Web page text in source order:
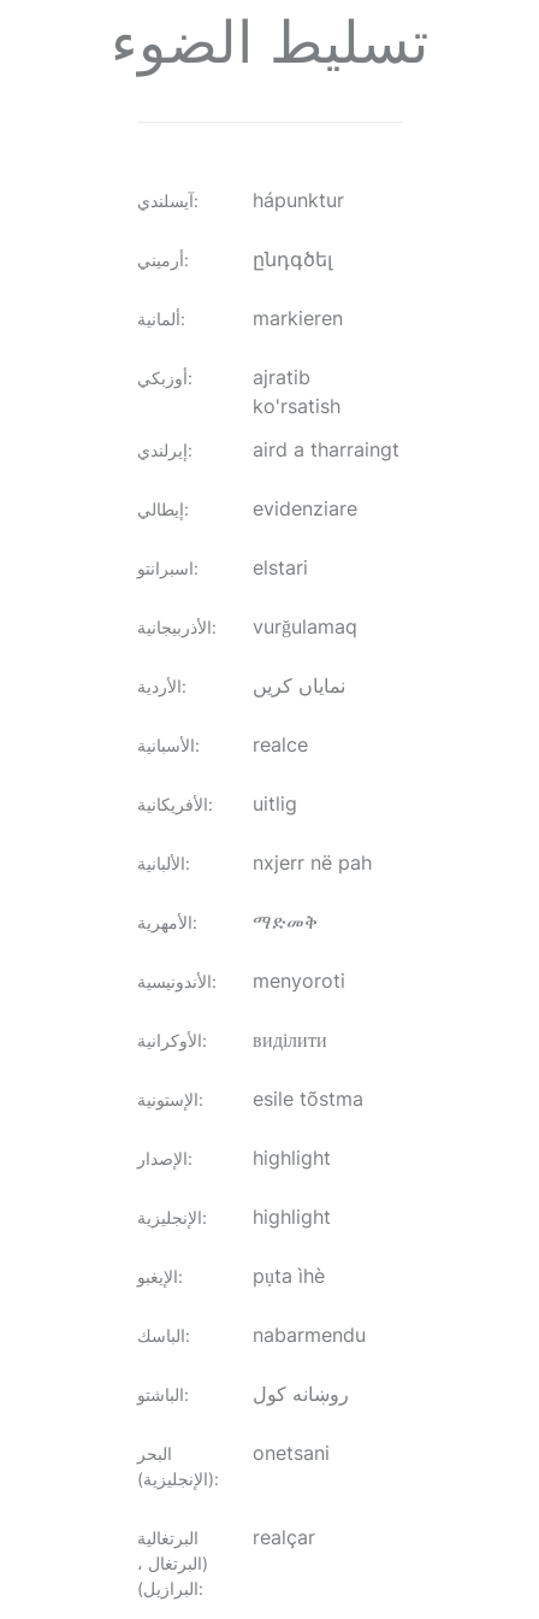
تسليط الضوء
آيسلندي: hápunktur
أرميني: ընդգծել
ألمانية: markieren
أوزبكي:
ajratib
ko'rsatish
إيرلندي: aird a tharraingt
إيطالي: evidenziare
اسبرانتو: elstari
الأذربيجانية: vurğulamaq
الأردية: نمایاں کریں
الأسبانية: realce
الأفريكانية: uitlig
الألبانية: nxjerr në pah
الأمهرية: ማድመቅ
الأندونيسية: menyoroti
الأوكرانية: виділити
الإستونية: esile tõstma
الإصدار: highlight
الإنجليزية: highlight
الإيغبو: pụta ìhè
الباسك: nabarmendu
الباشتو: روښانه کول
البحر
(الإنجليزية):
onetsani
البرتغالية
(البرتغال ،
البرازيل):
realçar